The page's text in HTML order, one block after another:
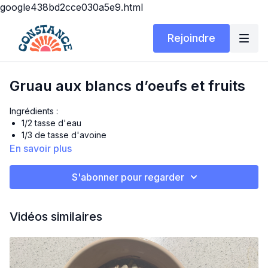
google438bd2cce030a5e9.html
Rejoindre
Gruau aux blancs d’oeufs et fruits
Ingrédients :
1/2 tasse d'eau
1/3 de tasse d'avoine
1/3 tasse de blancs d'oeufs
1/2 banane écrasée
Cannelle au goût
fruits frais, pépites de chocolat noir...
En savoir plus
S'abonner pour regarder
Vidéos similaires